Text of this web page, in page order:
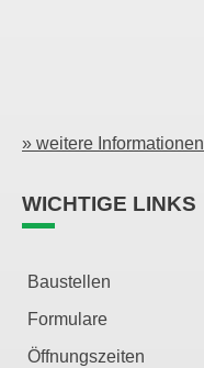
» weitere Informationen
WICHTIGE LINKS
Baustellen
Formulare
Öffnungszeiten